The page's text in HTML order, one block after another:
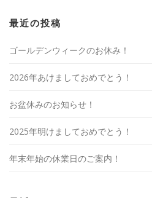
最近の投稿
ゴールデンウィークのお休み！
2026年あけましておめでとう！
お盆休みのお知らせ！
2025年明けましておめでとう！
年末年始の休業日のご案内！